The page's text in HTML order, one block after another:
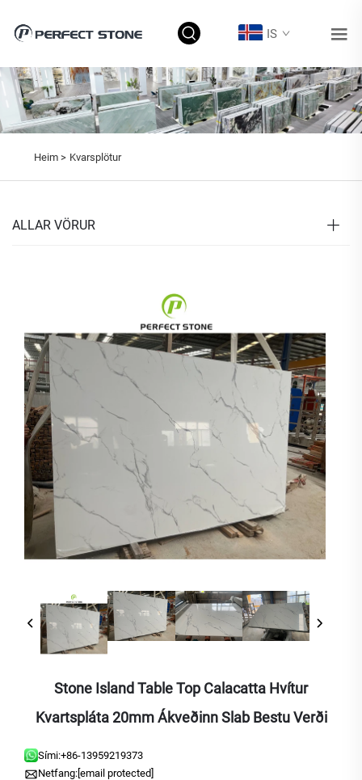
IS
Heim > Kvarsplötur
ALLAR VÖRUR
Stone Island Table Top Calacatta Hvítur
Kvartspláta 20mm Ákveðinn Slab Bestu Verði
Sími:+86-13959219373
Netfang: [email protected]